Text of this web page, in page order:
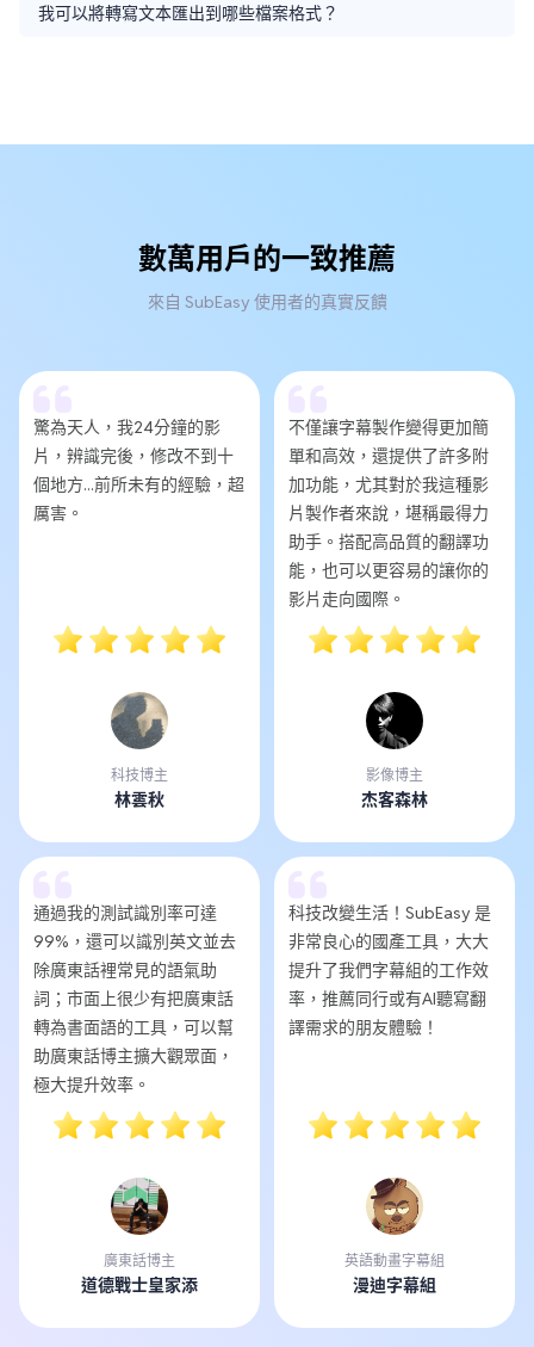
我可以將轉寫文本匯出到哪些檔案格式？
數萬用戶的一致推薦
來自 SubEasy 使用者的真實反饋
驚為天人，我24分鐘的影
片，辨識完後，修改不到十
個地方...前所未有的經驗，超
厲害。
科技博主
林雲秋
不僅讓字幕製作變得更加簡
單和高效，還提供了許多附
加功能，尤其對於我這種影
片製作者來說，堪稱最得力
助手。搭配高品質的翻譯功
能，也可以更容易的讓你的
影片走向國際。
影像博主
杰客森林
通過我的測試識別率可達
99%，還可以識別英文並去
除廣東話裡常見的語氣助
詞；市面上很少有把廣東話
轉為書面語的工具，可以幫
助廣東話博主擴大觀眾面，
極大提升效率。
廣東話博主
道德戰士皇家添
科技改變生活！SubEasy 是
非常良心的國產工具，大大
提升了我們字幕組的工作效
率，推薦同行或有AI聽寫翻
譯需求的朋友體驗！
英語動畫字幕組
漫迪字幕組